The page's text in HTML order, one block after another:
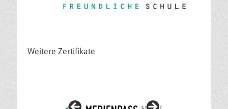
Weitere Zertifikate